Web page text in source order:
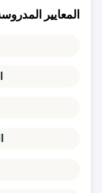
المعايير